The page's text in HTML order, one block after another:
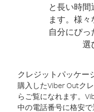
と長い時
ます。様々
自分にぴ
選
クレジットパッケー
購入したViber Outク
らご覧になれます。
中の電話番号に格安で